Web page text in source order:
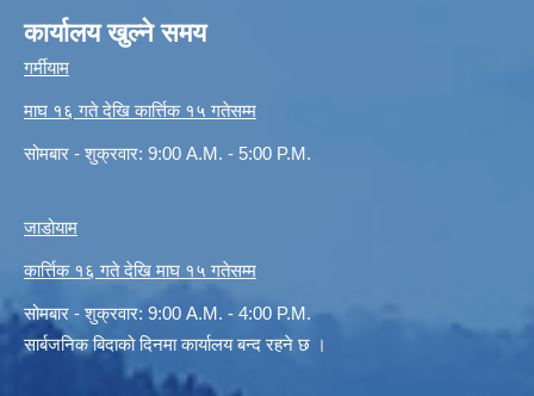
कार्यालय खुल्ने समय
गर्मीयाम
माघ १६ गते देखि कार्त्तिक १५ गतेसम्म
सोमबार - शुक्रवार: 9:00 A.M. - 5:00 P.M.
जाडोयाम
कार्त्तिक १६ गते देखि माघ १५ गतेसम्म
सोमबार - शुक्रवार: 9:00 A.M. - 4:00 P.M.
सार्बजनिक बिदाको दिनमा कार्यालय बन्द रहने छ ।